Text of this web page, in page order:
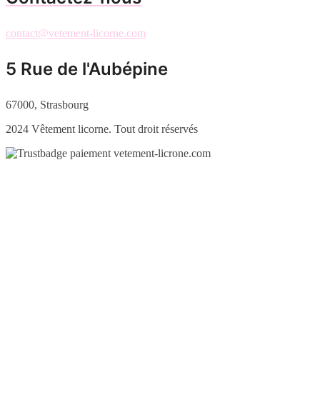
contact@vetement-licorne.com
5 Rue de l'Aubépine
67000, Strasbourg
2024 Vêtement licorne. Tout droit réservés